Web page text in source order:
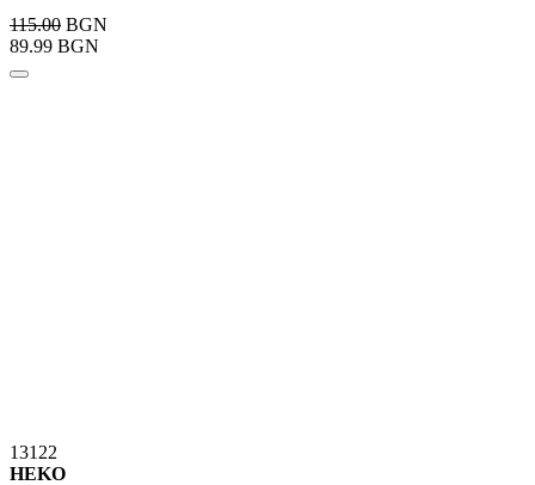
115.00 BGN
89.99 BGN
13122
HEKO